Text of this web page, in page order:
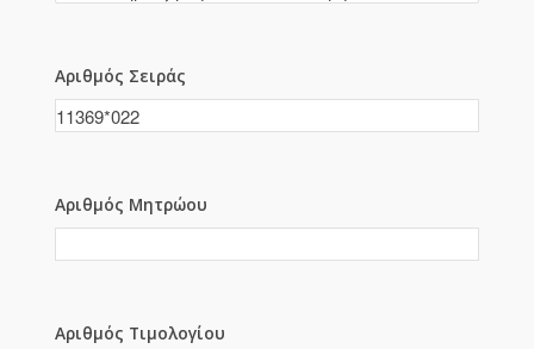
Αριθμός Σειράς
Αριθμός Μητρώου
Αριθμός Τιμολογίου